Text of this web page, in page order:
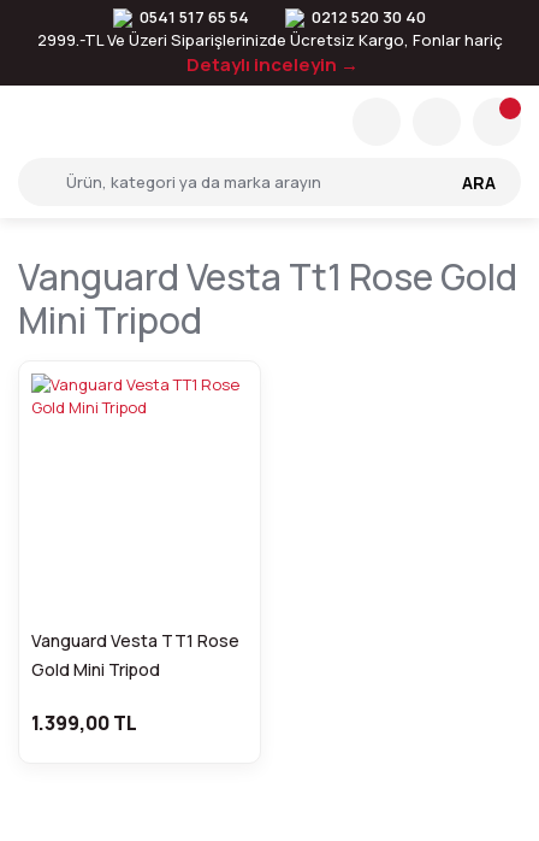
0541 517 65 54
0212 520 30 40
2999.-TL Ve Üzeri Siparişlerinizde Ücretsiz Kargo, Fonlar hariç
Detaylı inceleyin →
ARA
Vanguard Vesta Tt1 Rose Gold
Mini Tripod
Vanguard Vesta TT1 Rose
Gold Mini Tripod
1.399,00 TL